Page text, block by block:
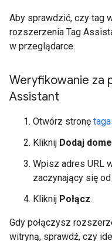
Aby sprawdzić, czy tag
rozszerzenia Tag
w przeglądarce.
Weryfikowanie za
Assistant
Otwórz stronę
Kliknij Dodaj
Wpisz adres URL
zaczynający się od
Kliknij Połącz.
Gdy połączysz
witryną, sprawdź, czy